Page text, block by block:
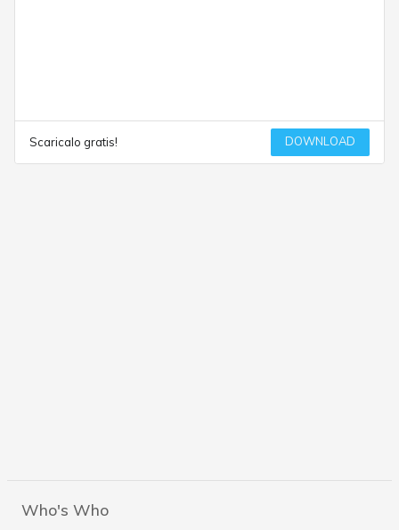
Scaricalo gratis! DOWNLOAD
Who's Who